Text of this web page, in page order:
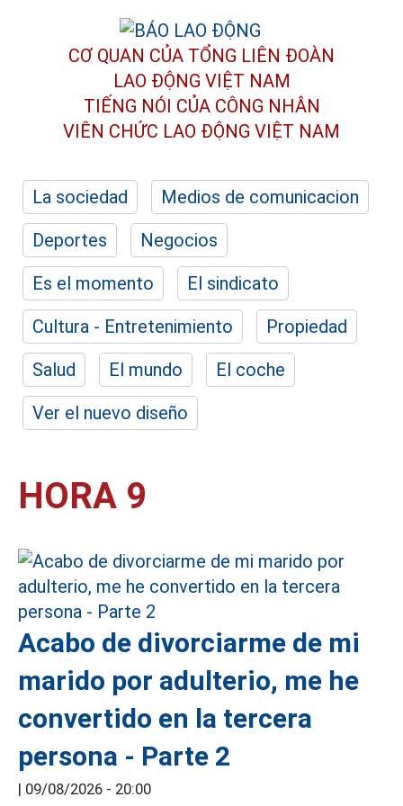
CƠ QUAN CỦA TỔNG LIÊN ĐOÀN
LAO ĐỘNG VIỆT NAM
TIẾNG NÓI CỦA CÔNG NHÂN
VIÊN CHỨC LAO ĐỘNG VIỆT NAM
La sociedad
Medios de comunicacion
Deportes
Negocios
Es el momento
El sindicato
Cultura - Entretenimiento
Propiedad
Salud
El mundo
El coche
Ver el nuevo diseño
HORA 9
Acabo de divorciarme de mi
marido por adulterio, me he
convertido en la tercera
persona - Parte 2
| 09/08/2026 - 20:00